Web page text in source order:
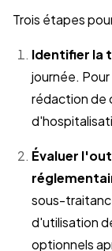
Trois étapes
Identifier la
journée.
rédaction de
Évaluer
sous-
d'utilisation
optionnels